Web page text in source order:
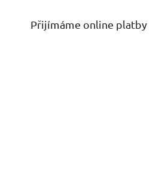
Přijímáme online platby